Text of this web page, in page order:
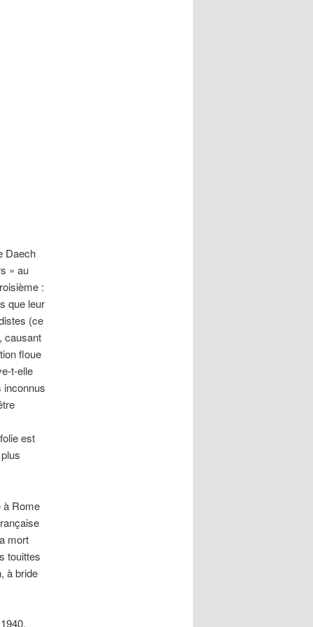
Daech
» au
:
que leur
(ce
causant
floue
t-elle
inconnus
est
à Rome
mort
touittes
à bride